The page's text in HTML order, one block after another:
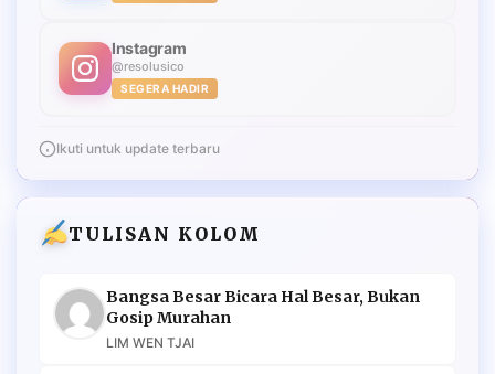
Instagram
@resolusico
SEGERA HADIR
Ikuti untuk update terbaru
TULISAN KOLOM
Bangsa Besar Bicara Hal Besar, Bukan
Gosip Murahan
LIM WEN TJAI